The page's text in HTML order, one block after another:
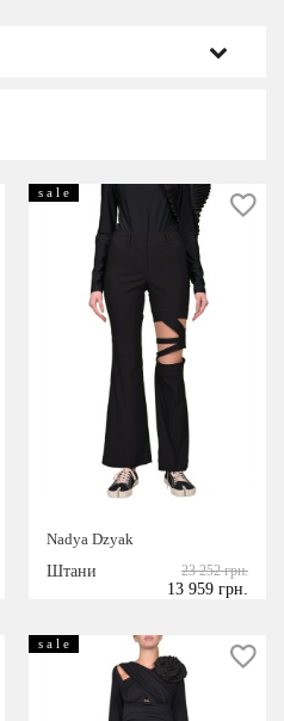
s a l e
Nadya Dzyak
Штани
23 252 грн.
13 959 грн.
s a l e